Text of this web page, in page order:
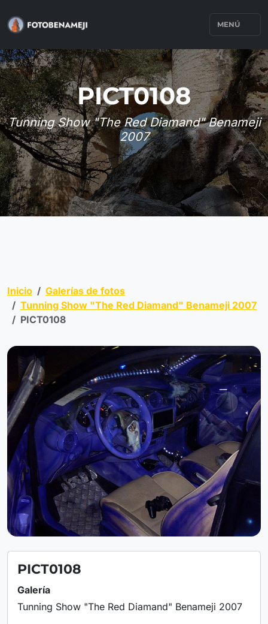
MENÚ
PICT0108
Tunning Show "The Red Diamand" Benameji
2007
Inicio
Galerías de fotos
Tunning Show "The Red Diamand" Benameji 2007
PICT0108
PICT0108
Galería
Tunning Show "The Red Diamand" Benameji 2007